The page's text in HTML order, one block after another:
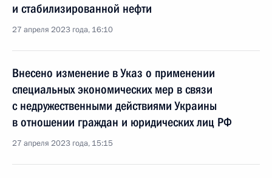
и стабилизированной нефти
27 апреля 2023 года, 16:10
Внесено изменение в Указ о применении
специальных экономических мер в связи
с недружественными действиями Украины
в отношении граждан и юридических лиц РФ
27 апреля 2023 года, 15:15